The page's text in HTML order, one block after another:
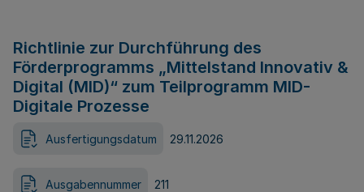
Richtlinie zur Durchführung des
Förderprogramms „Mittelstand Innovativ &
Digital (MID)“ zum Teilprogramm MID-
Digitale Prozesse
Ausfertigungsdatum 29.11.2026
Ausgabennummer 211